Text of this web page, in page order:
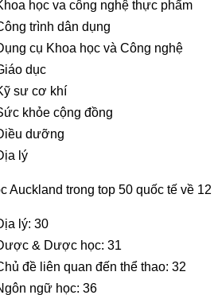
học va công nghệ thực phẩm
trình dân dụng
cụ Khoa học và Công nghệ
dục
sư cơ khí
khỏe cộng đồng
dưỡng
lý
Auckland trong top 50 quốc tế về
lý: 30
& Dược học: 31
đề liên quan đến thể thao: 32
ngữ học: 36